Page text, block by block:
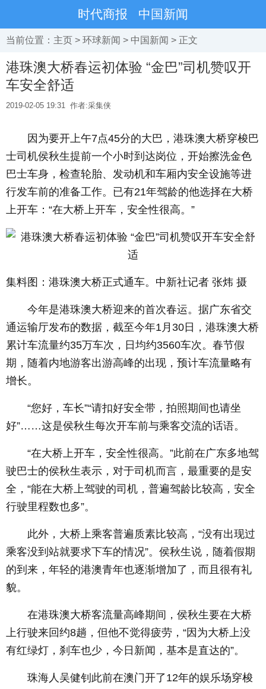
时代商报 中国新闻
当前位置： 主页 > 环球新闻 > 中国新闻 > 正文
港珠澳大桥春运初体验 “金巴”司机赞叹开
车安全舒适
2019-02-05 19:31 作者:采集侠
因为要开上午7点45分的大巴，港珠澳大桥穿梭巴
士司机侯秋生提前一个小时到达岗位，开始擦洗金色
巴士车身，检查轮胎、发动机和车厢内安全设施等进
行发车前的准备工作。已有21年驾龄的他选择在大桥
上开车：“在大桥上开车，安全性很高。”
集料图：港珠澳大桥正式通车。中新社记者 张炜 摄
今年是港珠澳大桥迎来的首次春运。据广东省交
通运输厅发布的数据，截至今年1月30日，港珠澳大桥
累计车流量约35万车次，日均约3560车次。春节假
期，随着内地游客出游高峰的出现，预计车流量略有
增长。
“您好，车长”“请扣好安全带，拍照期间也请坐
好”……这是侯秋生每次开车前与乘客交流的话语。
“在大桥上开车，安全性很高。”此前在广东多地驾
驶巴士的侯秋生表示，对于司机而言，最重要的是安
全，“能在大桥上驾驶的司机，普遍驾龄比较高，安全
行驶里程数也多”。
此外，大桥上乘客普遍质素比较高，“没有出现过
乘客没到站就要求下车的情况”。侯秋生说，随着假期
的到来，年轻的港澳青年也逐渐增加了，而且很有礼
貌。
在港珠澳大桥客流量高峰期间，侯秋生要在大桥
上行驶来回约8趟，但他不觉得疲劳，“因为大桥上没
有红绿灯，刹车也少，今日新闻，基本是直达的”。
珠海人吴健钊此前在澳门开了12年的娱乐场穿梭